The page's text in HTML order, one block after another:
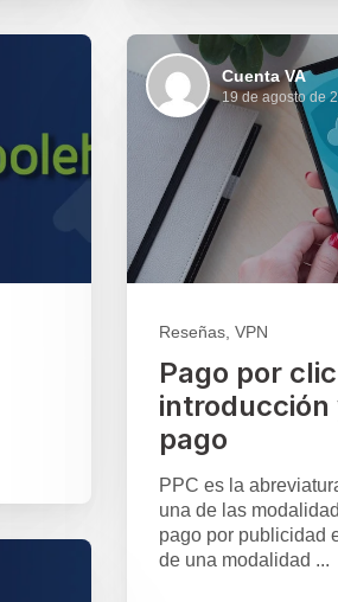
Cuenta VA
19 de agosto de
Reseñas, VPN
Pago por
introducción
pago
PPC es la
una de las
pago por publicidad
de una modalidad ...